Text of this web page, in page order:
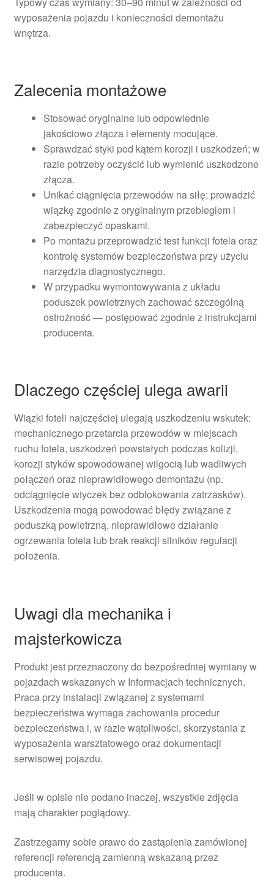
wyposażenia pojazdu i konieczności demontażu
wnętrza.
Zalecenia montażowe
Stosować oryginalne lub odpowiednie
jakościowo złącza i elementy mocujące.
Sprawdzać styki pod kątem korozji i uszkodzeń; w
razie potrzeby oczyścić lub wymienić uszkodzone
złącza.
Unikać ciągnięcia przewodów na siłę; prowadzić
wiązkę zgodnie z oryginalnym przebiegiem i
zabezpieczyć opaskami.
Po montażu przeprowadzić test funkcji fotela oraz
kontrolę systemów bezpieczeństwa przy użyciu
narzędzia diagnostycznego.
W przypadku wymontowywania z układu
poduszek powietrznych zachować szczególną
ostrożność — postępować zgodnie z instrukcjami
producenta.
Dlaczego częściej ulega awarii
Wiązki foteli najczęściej ulegają uszkodzeniu wskutek:
mechanicznego przetarcia przewodów w miejscach
ruchu fotela, uszkodzeń powstałych podczas kolizji,
korozji styków spowodowanej wilgocią lub wadliwych
połączeń oraz nieprawidłowego demontażu (np.
odciągnięcie wtyczek bez odblokowania zatrzasków).
Uszkodzenia mogą powodować błędy związane z
poduszką powietrzną, nieprawidłowe działanie
ogrzewania fotela lub brak reakcji silników regulacji
położenia.
Uwagi dla mechanika i
majsterkowicza
Produkt jest przeznaczony do bezpośredniej wymiany w
pojazdach wskazanych w Informacjach technicznych.
Praca przy instalacji związanej z systemami
bezpieczeństwa wymaga zachowania procedur
bezpieczeństwa i, w razie wątpliwości, skorzystania z
wyposażenia warsztatowego oraz dokumentacji
serwisowej pojazdu.
Jeśli w opisie nie podano inaczej, wszystkie zdjęcia
mają charakter poglądowy.
Zastrzegamy sobie prawo do zastąpienia zamówionej
referencji referencją zamienną wskazaną przez
producenta.